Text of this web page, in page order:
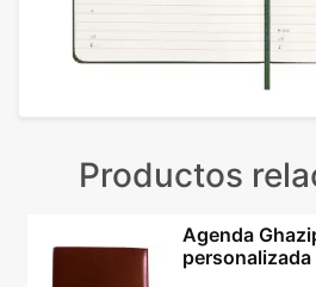
Productos
Agenda